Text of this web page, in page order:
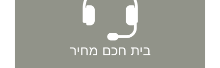
בית חכם מחיר